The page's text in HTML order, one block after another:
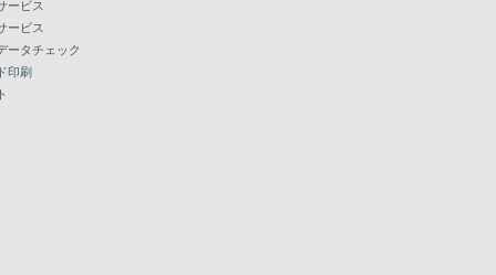
ービス
ービス
ータチェック
印刷